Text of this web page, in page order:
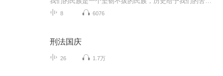
8 6076
刑法国庆
26 1.7万